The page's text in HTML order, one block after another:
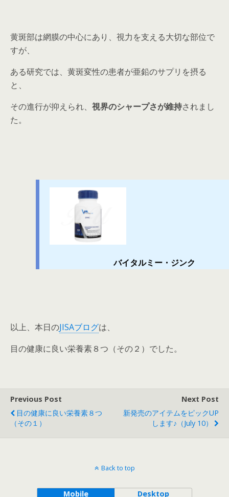
黄斑部は網膜の中心にあり、視力を支える大切な部位で
すが、
ある研究では、黄斑変性の患者が亜鉛のサプリを摂る
と、
その進行が抑えられ、 視界のシャープさが維持されまし
た。
バイタルミー・ジンク
以上、本日のJISAブログは、
目の健康に良い栄養素８つ（その２）でした。
Previous Post
目の健康に良い栄養素８つ
（その１）
Next Post
新発売のアイテムをピックUP
します♪（July 10）
Back to top
Mobile Desktop